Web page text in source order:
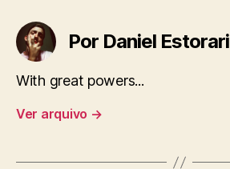
Por Daniel Estorari
With great powers...
Ver arquivo →